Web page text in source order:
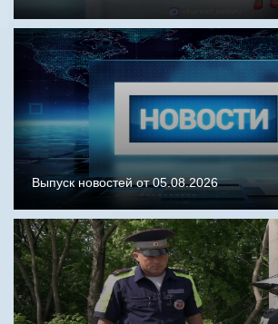
Выпуск новостей от 05.08.2026